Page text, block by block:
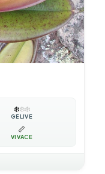
❄️❄️❄️
GÉLIVE
📏
VIVACE